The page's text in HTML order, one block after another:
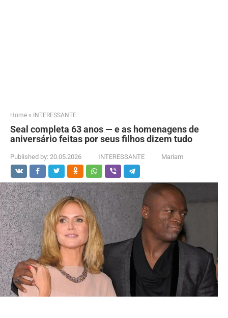
Home » INTERESSANTE
Seal completa 63 anos — e as homenagens de
aniversário feitas por seus filhos dizem tudo
Published by: 20.05.2026 INTERESSANTE Mariam